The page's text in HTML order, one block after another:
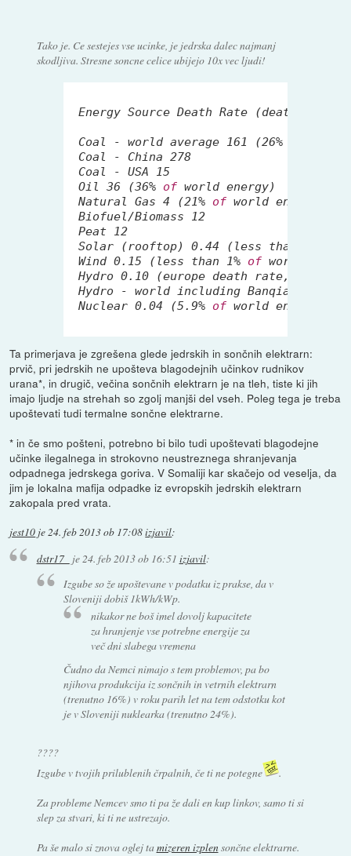
Tako je. Ce sestejes vse ucinke, je jedrska dalec najmanj
skodljiva. Stresne soncne celice ubijejo 10x vec ljudi!
Energy Source Death Rate (deaths per
Coal - world average 161 (26%
Coal - China 278
Coal - USA 15
Oil 36 (36% of world energy)
Natural Gas 4 (21% of world energy)
Biofuel/Biomass 12
Peat 12
Solar (rooftop) 0.44 (less than
Wind 0.15 (less than 1% of world
Hydro 0.10 (europe death rate,
Hydro - world including Banqiao)
Nuclear 0.04 (5.9% of world energy)
Ta primerjava je zgrešena glede jedrskih in sončnih elektrarn:
prvič, pri jedrskih ne upošteva blagodejnih učinkov rudnikov
urana*, in drugič, večina sončnih elektrarn je na tleh, tiste ki jih
imajo ljudje na strehah so zgolj manjši del vseh. Poleg tega je treba
upoštevati tudi termalne sončne elektrarne.
* in če smo pošteni, potrebno bi bilo tudi upoštevati blagodejne
učinke ilegalnega in strokovno neustreznega shranjevanja
odpadnega jedrskega goriva. V Somaliji kar skačejo od veselja, da
jim je lokalna mafija odpadke iz evropskih jedrskih elektrarn
zakopala pred vrata.
jest10 je24. feb 2013 ob 17:08izjavil:
dstr17_ je 24. feb 2013 ob 16:51 izjavil:
Izgube so že upoštevane v podatku iz prakse, da v
Sloveniji dobiš 1kWh/kWp.
nikakor ne boš imel dovolj kapacitete
za hranjenje vse potrebne energije za
več dni slabega vremena
Čudno da Nemci nimajo s tem problemov, pa bo
njihova produkcija iz sončnih in vetrnih elektrarn
(trenutno 16%) v roku parih let na tem odstotku kot
je v Sloveniji nuklearka (trenutno 24%).
????
Izgube v tvojih prilublenih črpalnih, če ti ne potegne
.
Za probleme Nemcev smo ti pa že dali en kup linkov, samo ti si
slep za stvari, ki ti ne ustrezajo.
Pa še malo si znova oglej tamizeren izplensončne elektrarne.